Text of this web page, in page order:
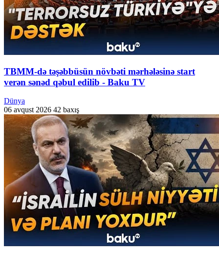
TBMM-də təşəbbüsün növbəti mərhələsinə start
verən sənəd qəbul edilib - Baku TV
Dünya
06 avqust 2026 42 baxış